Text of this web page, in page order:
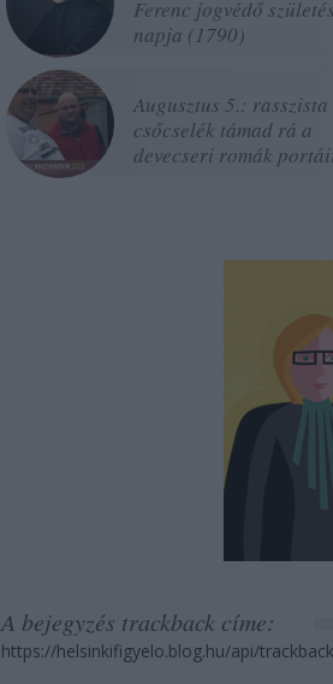
Ferenc jogvédő
napja (1790)
Augusztus 5.: rasszista
csőcselék támad rá a
devecseri romák
A bejegyzés trackback címe:
https://helsinkifigyelo.blog.hu/api/